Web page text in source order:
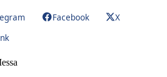
Facebook
X